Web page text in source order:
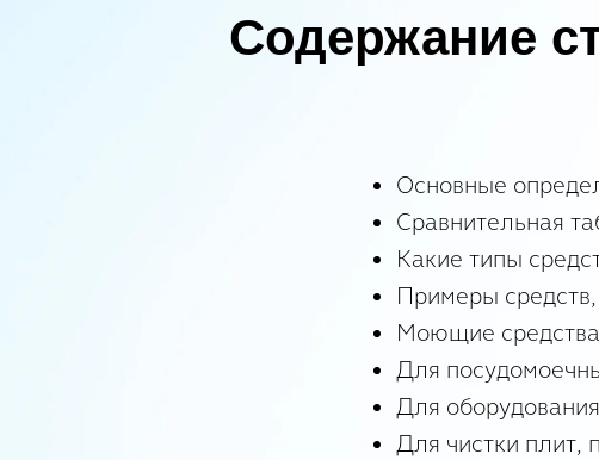
Содержание
Основные
Сравнительная
Какие типы
Примеры
Моющие
Для
Для
Для чистки плит,